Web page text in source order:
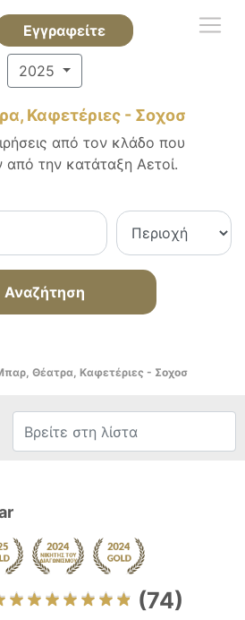
Εγγραφείτε
2025
Καφετέριες - Σοχοσ
από τον κλάδο που
από την κατάταξη Αετοί.
Αναζήτηση
Θέατρα, Καφετέριες - Σοχοσ
(74)